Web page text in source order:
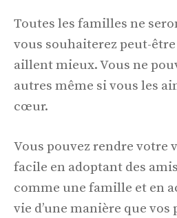
Toutes les familles ne
vous souhaiterez peut-être
aillent mieux. Vous ne
autres même si vous les
cœur.
Vous pouvez rendre votre
facile en adoptant des
comme une famille et en
vie d’une manière que